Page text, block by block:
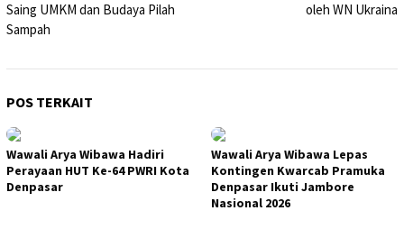
Saing UMKM dan Budaya Pilah
Sampah
oleh WN Ukraina
POS TERKAIT
Wawali Arya Wibawa Hadiri
Perayaan HUT Ke-64 PWRI Kota
Denpasar
Wawali Arya Wibawa Lepas
Kontingen Kwarcab Pramuka
Denpasar Ikuti Jambore
Nasional 2026